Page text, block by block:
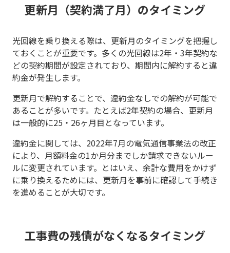
更新月（契約満了月）のタイミング
光回線を乗り換える際は、更新月のタイミングを把握し
ておくことが重要です。多くの光回線は2年・3年契約な
どの契約期間が設定されており、期間内に解約すると違
約金が発生します。
更新月で解約することで、違約金なしでの解約が可能で
あることが多いです。たとえば2年契約の場合、更新月
は一般的に25・26ヶ月目となっています。
違約金に関しては、2022年7月の電気通信事業法の改正
により、月額料金の1か月分までしか請求できないルー
ルに変更されています。とはいえ、余計な費用をかけず
に乗り換えるためには、更新月を事前に確認して手続き
を進めることが大切です。
工事費の残債がなくなるタイミング